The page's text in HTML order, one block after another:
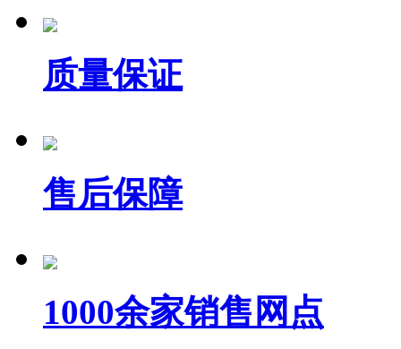
质量保证
售后保障
1000余家销售网点